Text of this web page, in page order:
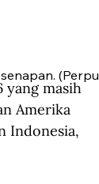
yang masih
Amerika
Indonesia,